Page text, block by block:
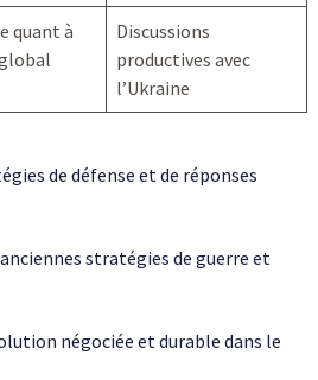
quant à
Discussions
productives avec
l’Ukraine
de défense et de réponses
stratégies de guerre et
négociée et durable dans le